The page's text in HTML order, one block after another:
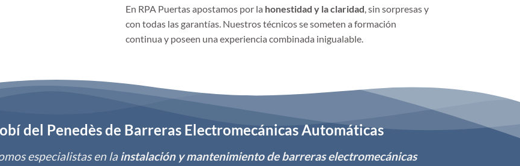
En RPA Puertas apostamos por la honestidad y la claridad, sin sorpresas y
con todas las garantías. Nuestros técnicos se someten a formación
continua y poseen una experiencia combinada inigualable.
del Penedès de Barreras Electromecánicas Automáticas
especialistas en lainstalación y mantenimiento de barreras electromecánicas